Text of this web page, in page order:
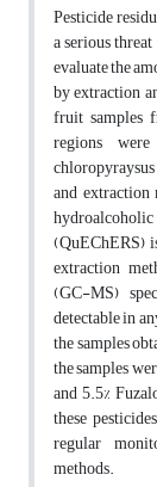
Pesticide
a serious
evaluate the
by extraction
fruit samples
regions
and
(QuEChERS)
extraction
(GC-MS)
detectable in
the samples
the samples
and 5.5%
these
regular
methods.